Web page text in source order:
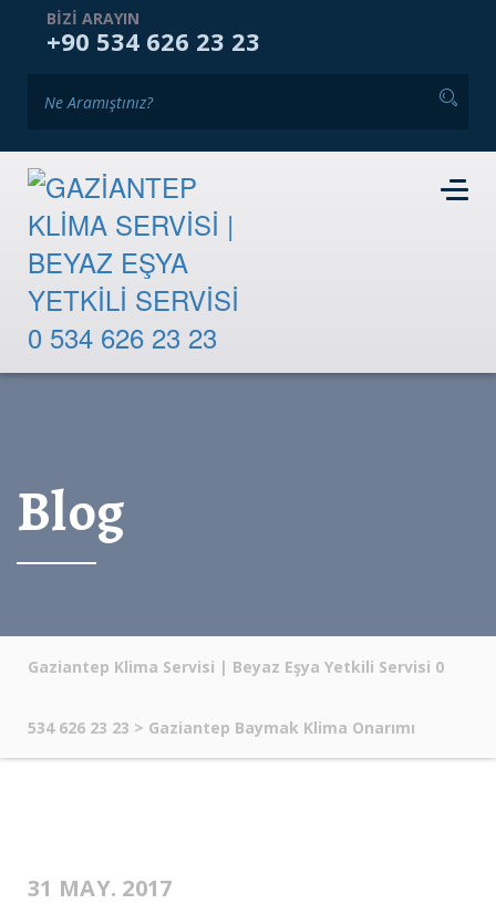
ANASAYFA
RANDEVU TALEBI
BIZI ARAYIN
+90 534 626 23 23
Blog
Gaziantep Klima Servisi | Beyaz Eşya Yetkili Servisi 0
534 626 23 23 > Gaziantep Baymak Klima Onarımı
31 MAY. 2017